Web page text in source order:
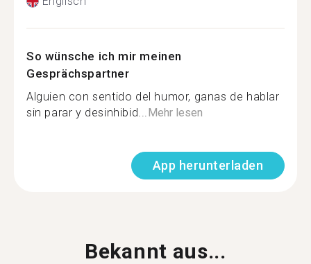
So wünsche ich mir meinen
Gesprächspartner
Alguien con sentido del humor, ganas de hablar
sin parar y desinhibid...Mehr lesen
App herunterladen
Bekannt aus...